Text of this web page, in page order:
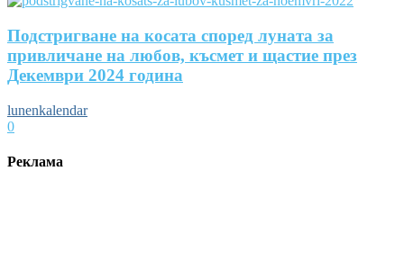
Подстригване на косата според луната за
привличане на любов, късмет и щастие през
Декември 2024 година
lunenkalendar
0
Реклама